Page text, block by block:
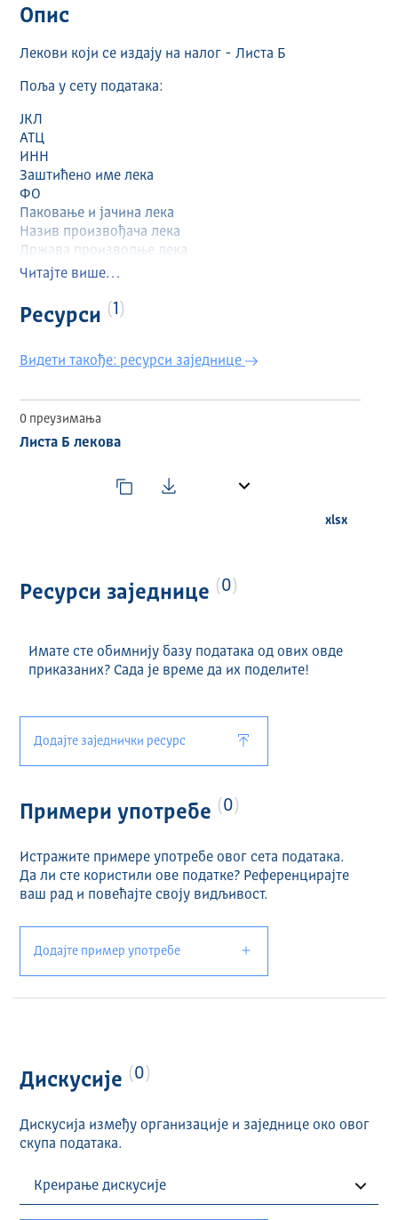
Опис
Лекови који се издају на налог - Листа Б
Поља у сету података:
ЈКЛ
АТЦ
ИНН
Заштићено име лека
ФО
Паковање и јачина лека
Назив произвођача лека
Држава производње лека
Цена лека на велико за паковање
Цена лека на велико по ДДД
Партиципација осигураног лица
Напомена
Формат датотеке: XLS
Фреквенција ажурирања: Неправилно (у складу са
распоредом РФЗО)
Лиценца: Отворена лиценца за коришћење јавних
Читајте више…
Ресурси 1
Видети такође: ресурси заједнице
0 преузимања
Листа Б лекова
xlsx
Ресурси заједнице 0
Имате сте обимнију базу података од ових овде
приказаних? Сада је време да их поделите!
Додајте заједнички ресурс
Примери употребе 0
Истражите примере употребе овог сета података.
Да ли сте користили ове податке? Референцирајте
ваш рад и повећајте своју видљивост.
Додајте пример употребе
Дискусије 0
Дискусија између организације и заједнице око овог
скупа података.